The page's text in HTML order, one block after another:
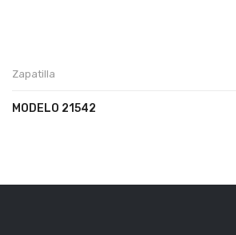
Zapatilla
MODELO 21542